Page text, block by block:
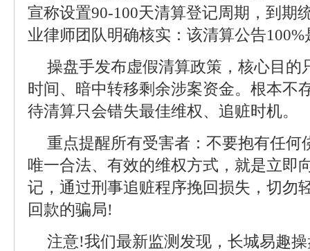
宣称设置90-100天清算登记周期，到期
业律师团队明确核实：该清算公告
操盘手发布虚假清算政策，核心目的
时间、暗中转移剩余涉案资金。根本不
待清算只会错失最佳维权、追赃时机。
重点提醒所有受害者：不要抱有任何
唯一合法、有效的维权方式，就是立即
记，通过刑事追赃程序挽回损失，切勿
回款的骗局!
注意!我们最新监测发现，长城易趣